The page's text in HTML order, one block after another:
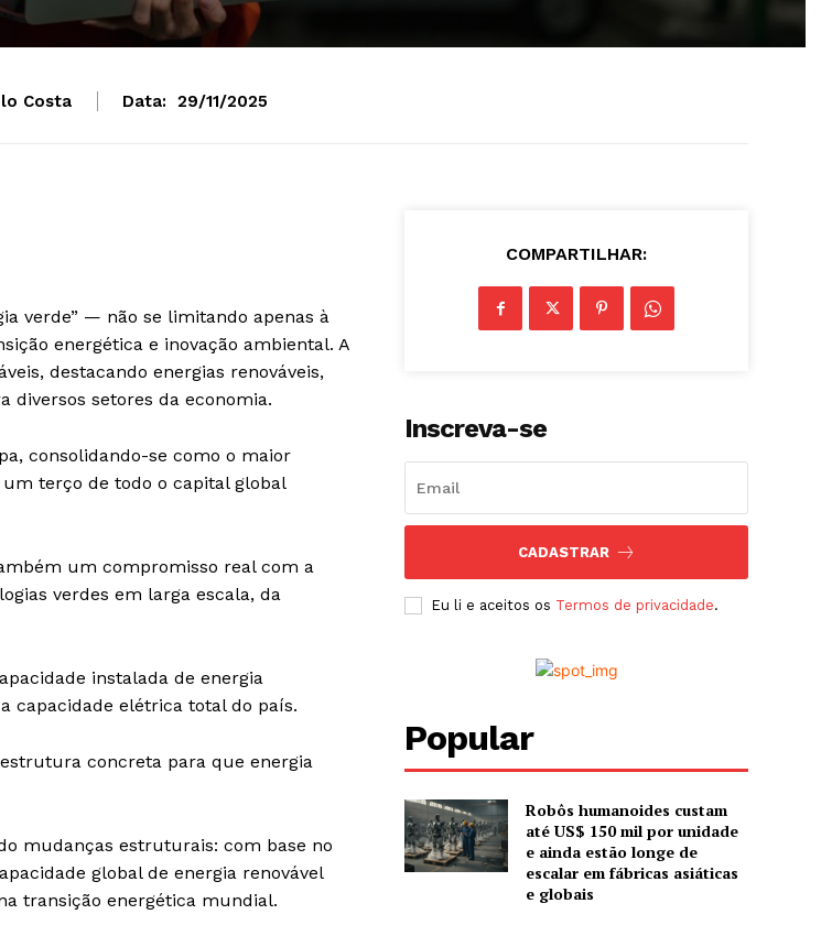
Costa Data: 29/11/2025
verde” — não se limitando apenas à
energética e inovação ambiental. A
destacando energias renováveis,
diversos setores da economia.
consolidando-se como o maior
terço de todo o capital global
um compromisso real com a
verdes em larga escala, da
instalada de energia
capacidade elétrica total do país.
concreta para que energia
mudanças estruturais: com base no
global de energia renovável
transição energética mundial.
COMPARTILHAR:
Inscreva-se
CADASTRAR
Eu li e aceitos os Termos de privacidade.
Popular
Robôs humanoides custam
até US$ 150 mil por unidade
e ainda estão longe de
escalar em fábricas asiáticas
e globais